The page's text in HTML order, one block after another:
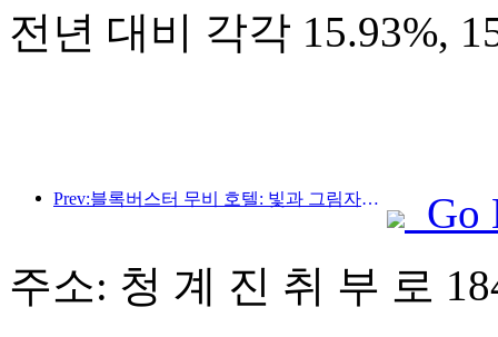
전년 대비 각각 15.93%,
Prev:블록버스터 무비 호텔: 빛과 그림자의 여정에 푹 빠진 블록버스터 무비 호텔은 새로운 여행 경험을 정의합니다.
Go
주소: 청 계 진 취 부 로